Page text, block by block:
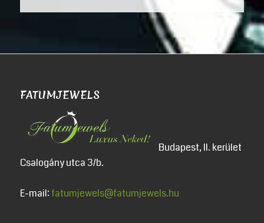
FATUMJEWELS
Budapest, II. kerület
Csalogány utca 3/b.
E-mail: fatumjewels@fatumjewels.hu